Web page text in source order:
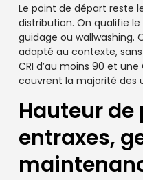
Le point de départ reste
distribution. On qualifie
guidage ou wallwashing.
adapté au contexte,
CRI d’au moins 90 et
couvrent la majorité des
Hauteur de
entraxes,